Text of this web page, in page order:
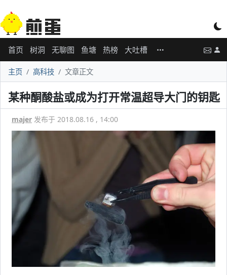
首页 树洞 无聊图 鱼塘 热榜 大吐槽
主页 高科技 文章正文
某种酮酸盐或成为打开常温超导大门的钥匙
majer 发布于 2018.08.16 , 14:00